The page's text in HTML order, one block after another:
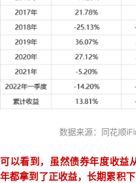
数据来源：同花顺
可以看到，虽然债券年度收益
年都拿到了正收益，长期累积